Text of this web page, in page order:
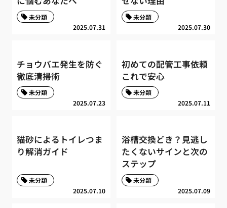
2025.07.31
未分類
2025.07.30
未分類
チョウバエ発生を防ぐ
徹底清掃術
2025.07.23
未分類
初めての配管工事依頼
これで安心
2025.07.11
未分類
猫砂によるトイレつま
り解消ガイド
2025.07.10
未分類
浴槽交換どき？見逃し
たくないサインと次の
ステップ
2025.07.09
未分類